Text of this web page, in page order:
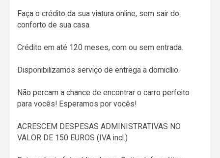
Faça o crédito da sua viatura online, sem sair do
conforto de sua casa.
Crédito em até 120 meses, com ou sem entrada.
Disponibilizamos serviço de entrega a domicílio.
Não percam a chance de encontrar o carro perfeito
para vocês! Esperamos por vocês!
ACRESCEM DESPESAS ADMINISTRATIVAS NO
VALOR DE 150 EUROS (IVA incl.)